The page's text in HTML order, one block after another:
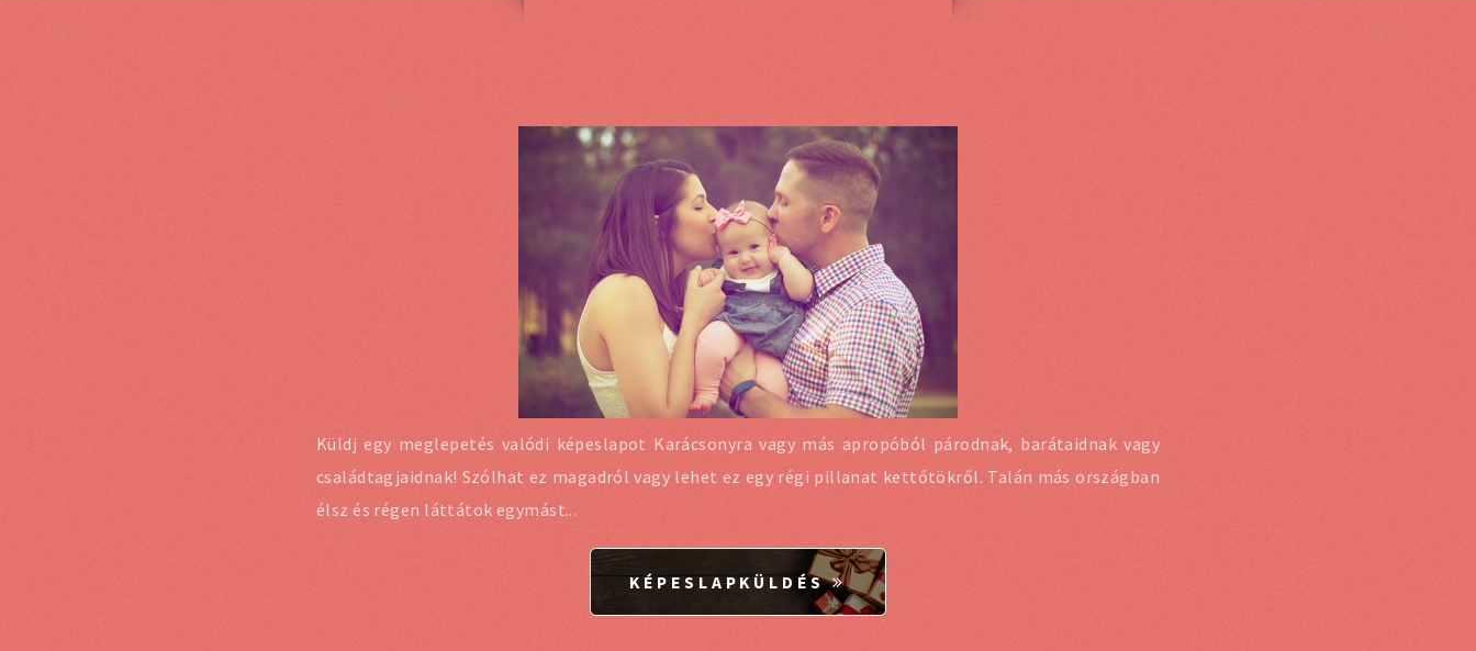
Küldj egy meglepetés valódi képeslapot Karácsonyra vagy más apropóból párodnak, barátaidnak vagy
családtagjaidnak! Szólhat ez magadról vagy lehet ez egy régi pillanat kettőtökről. Talán más országban
élsz és régen láttátok egymást...
KÉPESLAPKÜLDÉS